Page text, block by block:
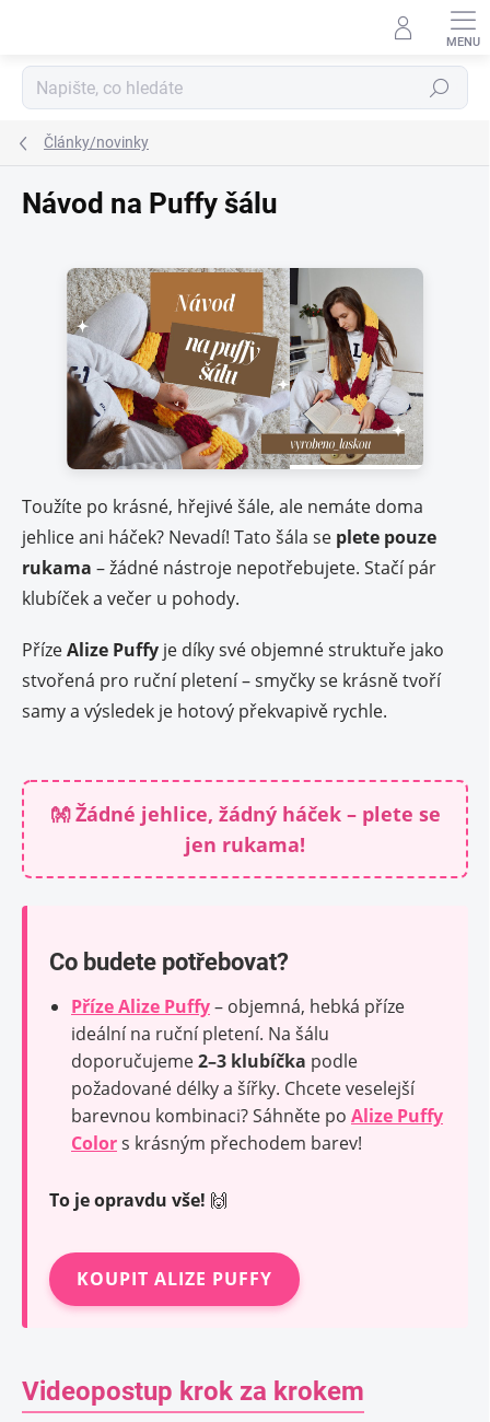
Hledat
Články/novinky
Návod na Puffy šálu
Toužíte po krásné, hřejivé šále, ale nemáte doma
jehlice ani háček? Nevadí! Tato šála se plete pouze
rukama – žádné nástroje nepotřebujete. Stačí pár
klubíček a večer u pohody.
PřízeAlize Puffy je díky své objemné struktuře jako
stvořená pro ruční pletení – smyčky se krásně tvoří
samy a výsledek je hotový překvapivě rychle.
👐 Žádné jehlice, žádný háček – plete se
jen rukama!
Co budete potřebovat?
Příze Alize Puffy– objemná, hebká příze
ideální na ruční pletení. Na šálu
doporučujeme2–3 klubíčka podle
požadované délky a šířky. Chcete veselejší
barevnou kombinaci? Sáhněte po Alize Puffy
Colors krásným přechodem barev!
To je opravdu vše! 🙌
KOUPIT ALIZE PUFFY
Videopostup krok za krokem